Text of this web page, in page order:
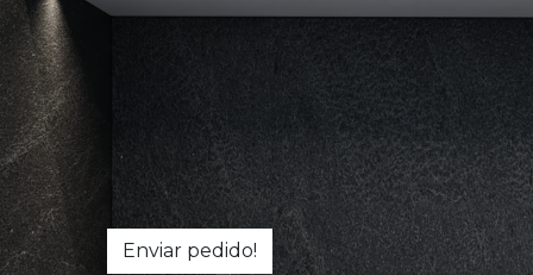
Enviar pedido!